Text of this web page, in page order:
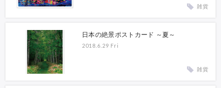
雑貨
日本の絶景ポストカード ～夏～
2018.6.29 Fri
雑貨